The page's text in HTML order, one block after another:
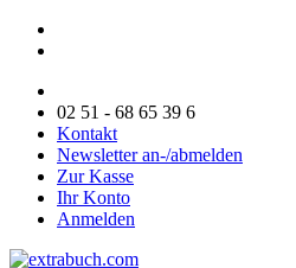
02 51 - 68 65 39 6
Kontakt
Newsletter an-/abmelden
Zur Kasse
Ihr Konto
Anmelden